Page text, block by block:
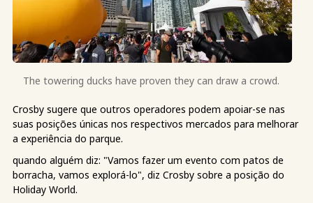
The towering ducks have proven they can draw a crowd.
Crosby sugere que outros operadores podem apoiar-se nas
suas posições únicas nos respectivos mercados para melhorar
a experiência do parque.
quando alguém diz: "Vamos fazer um evento com patos de
borracha, vamos explorá-lo", diz Crosby sobre a posição do
Holiday World.